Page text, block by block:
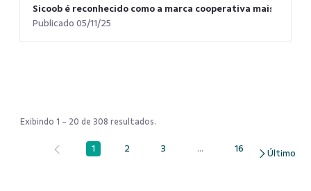
Sicoob é reconhecido como a marca cooperativa mais
Publicado 05/11/25
Exibindo 1 - 20 de 308 resultados.
Página
1 Página
2 Página
3 ...Páginas intermediárias
Página
16